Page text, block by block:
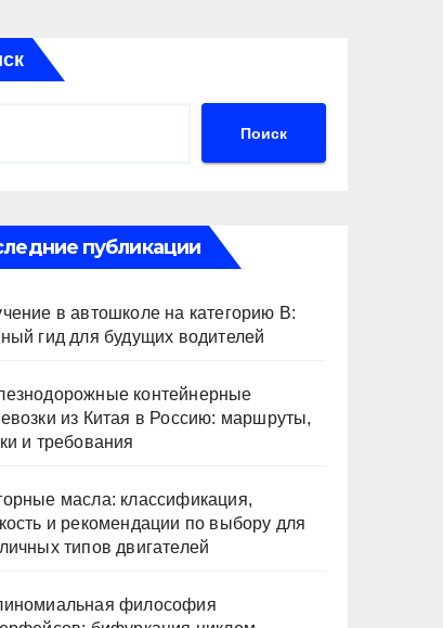
Поиск
публикации
в автошколе на категорию В:
гид для будущих водителей
контейнерные
из Китая в Россию: маршруты,
и требования
масла: классификация,
и рекомендации по выбору для
типов двигателей
философия